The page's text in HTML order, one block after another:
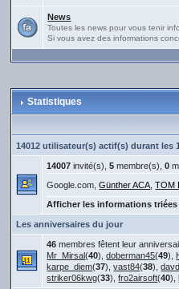
News
Toutes les news pour vous tenir
Si vous avez des informations
Statistiques
14012 utilisateur(s) actif(s) durant les
14007 invité(s),5 membre(s),0
Google.com,Günther ACA ,TOM
Afficher les informations
Les anniversaires du jour
46 membres fêtent leur
Mr_Mirsal(40),doberman45(49),
karpe_diem(37),vast84(38),
striker06kwg(33),fro2airsoft(40),